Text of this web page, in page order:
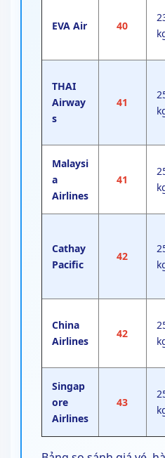
EVA Air 40
THAI
Airway
s
41
Malaysi
a
Airlines
41
Cathay
Pacific
42
China
Airlines
42
Singap
ore
Airlines
43